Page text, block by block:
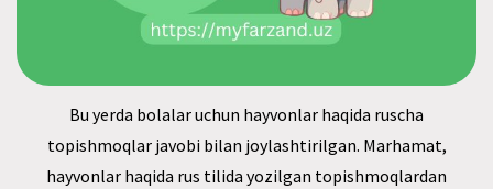
Bu yerda bolalar uchun hayvonlar haqida ruscha
topishmoqlar javobi bilan joylashtirilgan. Marhamat,
hayvonlar haqida rus tilida yozilgan topishmoqlardan